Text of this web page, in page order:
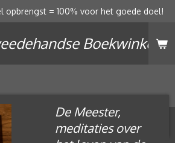
Boekwinkel
opbrengst = 100% voor het goede doel!
De Meester,
meditaties over